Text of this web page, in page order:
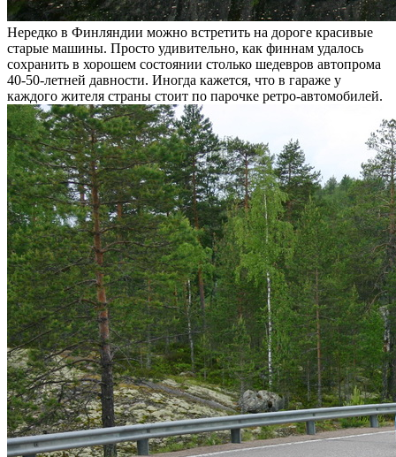
Нередко в Финляндии можно встретить на дороге красивые
старые машины. Просто удивительно, как финнам удалось
сохранить в хорошем состоянии столько шедевров автопрома
40-50-летней давности. Иногда кажется, что в гараже у
каждого жителя страны стоит по парочке ретро-автомобилей.